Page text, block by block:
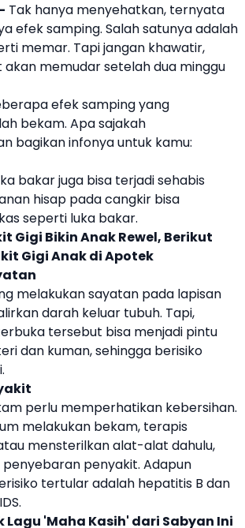
Tak hanya menyehatkan, ternyata
efek samping. Salah satunya adalah
memar. Tapi jangan khawatir,
memudar setelah dua minggu
efek samping yang
bekam. Apa sajakah
bagikan infonya untuk kamu:
bakar juga bisa terjadi sehabis
hisap pada cangkir bisa
seperti luka bakar.
Gigi Bikin Anak Rewel, Berikut
Gigi Anak di Apotek
melakukan sayatan pada lapisan
darah keluar tubuh. Tapi,
tersebut bisa menjadi pintu
dan kuman, sehingga berisiko
perlu memperhatikan kebersihan.
melakukan bekam, terapis
mensterilkan alat-alat dahulu,
penyakit. Adapun
tertular adalah hepatitis B dan
Lagu 'Maha Kasih' dari Sabyan Ini